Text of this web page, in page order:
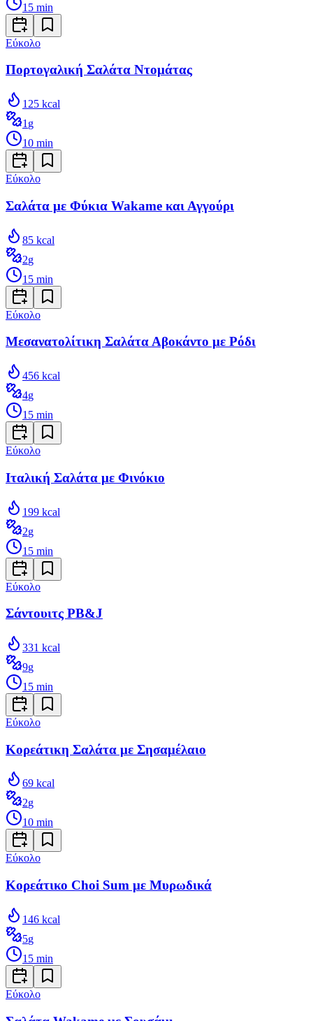
15 min
Εύκολο
Πορτογαλική Σαλάτα Ντομάτας
125 kcal
1 g
10 min
Εύκολο
Σαλάτα με Φύκια Wakame και Αγγούρι
85 kcal
2g
15 min
Εύκολο
Μεσανατολίτικη Σαλάτα Αβοκάντο με Ρόδι
456 kcal
4g
15 min
Εύκολο
Ιταλική Σαλάτα με Φινόκιο
199 kcal
2g
15 min
Εύκολο
Σάντουιτς PB&J
331 kcal
9g
15 min
Εύκολο
Κορεάτικη Σαλάτα με Σησαμέλαιο
69 kcal
2g
10 min
Εύκολο
Κορεάτικο Choi Sum με Μυρωδικά
146 kcal
5g
15 min
Εύκολο